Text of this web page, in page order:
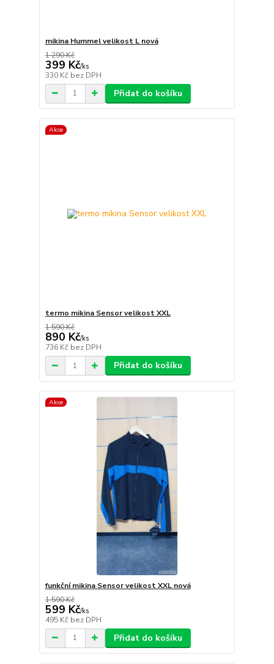
mikina Hummel velikost L nová
1 290 Kč
399 Kč/ks
330 Kč bez DPH
Přidat do košíku
Akce
termo mikina Sensor velikost XXL
1 590 Kč
890 Kč/ks
736 Kč bez DPH
Přidat do košíku
Akce
funkční mikina Sensor velikost XXL nová
1 590 Kč
599 Kč/ks
495 Kč bez DPH
Přidat do košíku